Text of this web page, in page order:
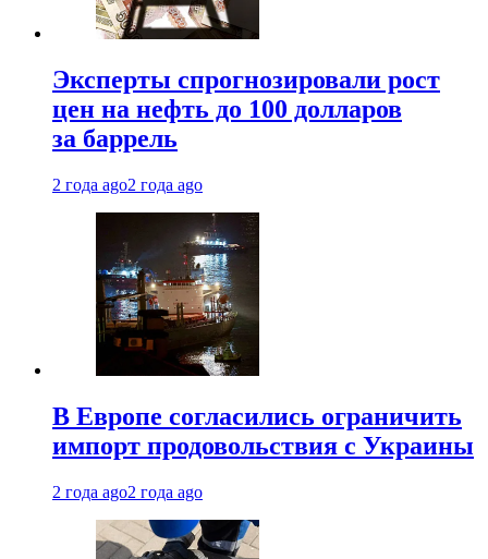
Эксперты спрогнозировали рост
цен на нефть до 100 долларов
за баррель
2 года ago2 года ago
В Европе согласились ограничить
импорт продовольствия с Украины
2 года ago2 года ago